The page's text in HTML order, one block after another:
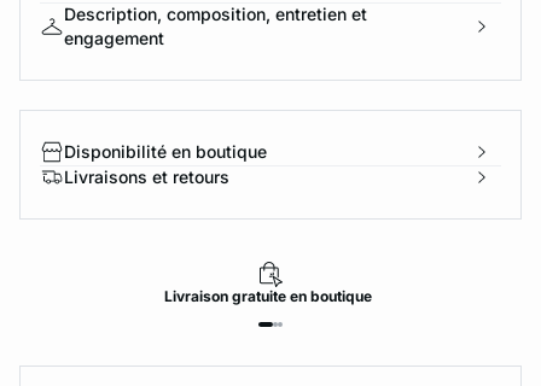
Description, composition, entretien et
engagement
Disponibilité en boutique
Livraisons et retours
Livraisongratuiteen boutique